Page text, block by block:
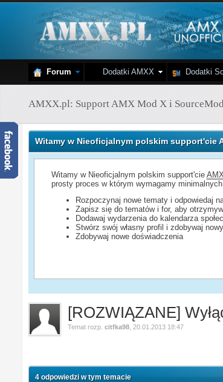
Forum Dodatki AMXX Dodatki
AMXX.pl: Support AMX Mod X i SourceMod
Witamy w Nieoficjalnym polskim support'cie
Witamy w Nieoficjalnym polskim support'cieAMX
prosty proces w którym wymagamy minimalnych
Rozpoczynaj nowe tematy i odpowiedaj
Zapisz się do tematów i for, aby
Dodawaj wydarzenia do kalendarza
Stwórz swój własny profil i zdobywaj
Zdobywaj nowe doświadczenia
[ROZWIĄZANE]
Temat rozp.citfka98 20.01.2013 18:47
4 odpowiedzi w tym temacie